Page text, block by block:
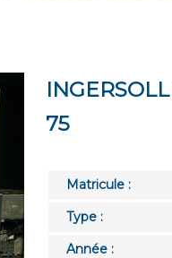
75
Matricule :
Type :
Année :